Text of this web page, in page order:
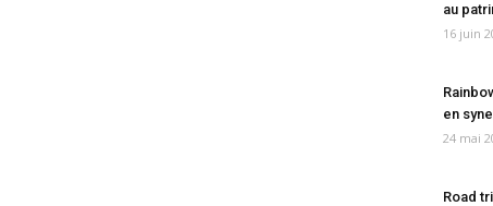
au
16 juin
en
24 mai
Road